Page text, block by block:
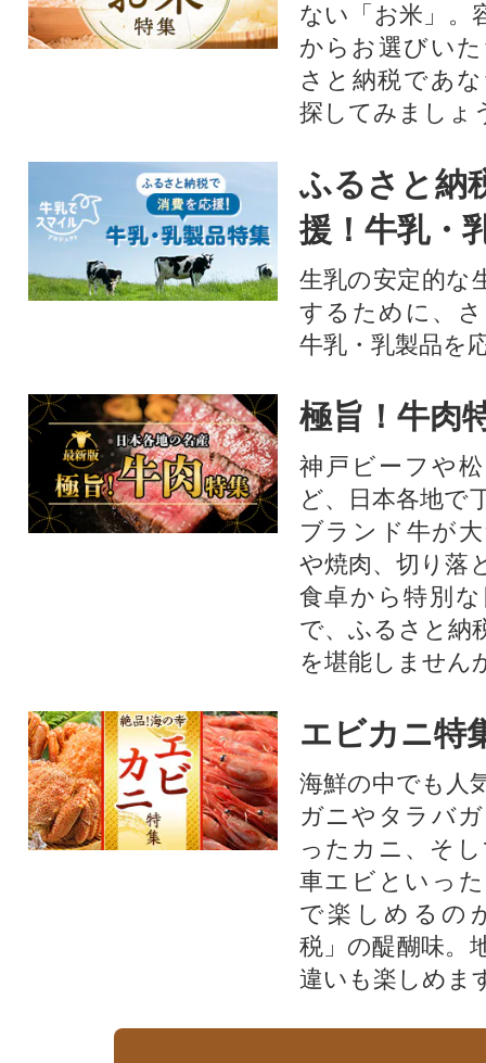
ない「お米」。
からお選びい
さと納税であ
探してみましょ
ふるさと納
援！牛乳・
生乳の安定的な
するために、
牛乳・乳製品を
極旨！牛肉
神戸ビーフや
ど、日本各地で
ブランド牛が
や焼肉、切り落
食卓から特別
で、ふるさと納
を堪能しません
エビカニ特
海鮮の中でも人
ガニやタラバ
ったカニ、そ
車エビといっ
で楽しめるの
税」の醍醐味。
違いも楽しめま